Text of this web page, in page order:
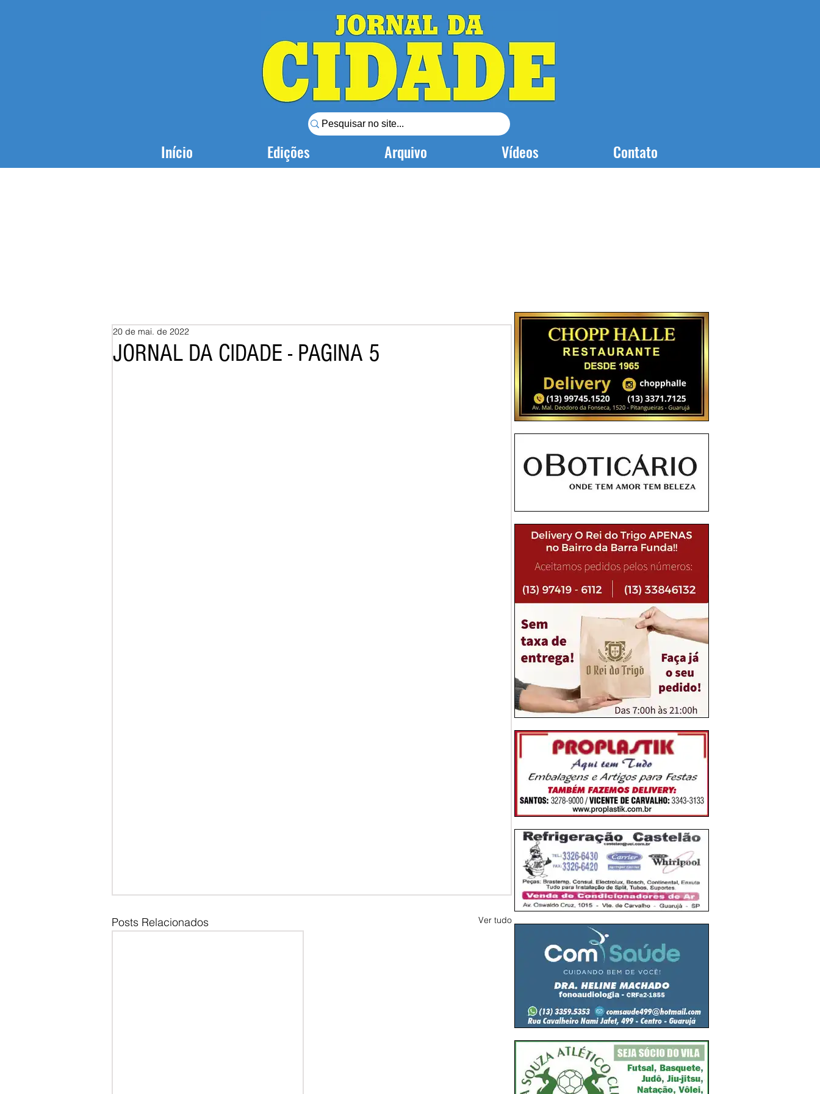
Início Edições Arquivo Vídeos Contato
JORNAL DA CIDADE - PAGINA 5
20 de mai. de 2022
Posts Relacionados Ver tudo